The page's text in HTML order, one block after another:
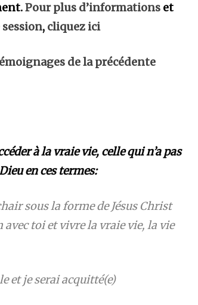
.Pour plus d’informations et
, cliquez ici
de la précédente
à la vraie vie, celle qui n’a pas
en ces termes:
sous la forme de Jésus Christ
toi et vivre la vraie vie, la vie
et je serai acquitté(e)